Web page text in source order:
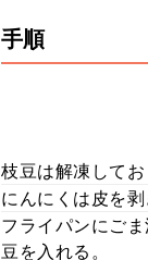
手順
枝豆は解凍してお
にんにくは皮を
フライパンにご
豆を入れる。